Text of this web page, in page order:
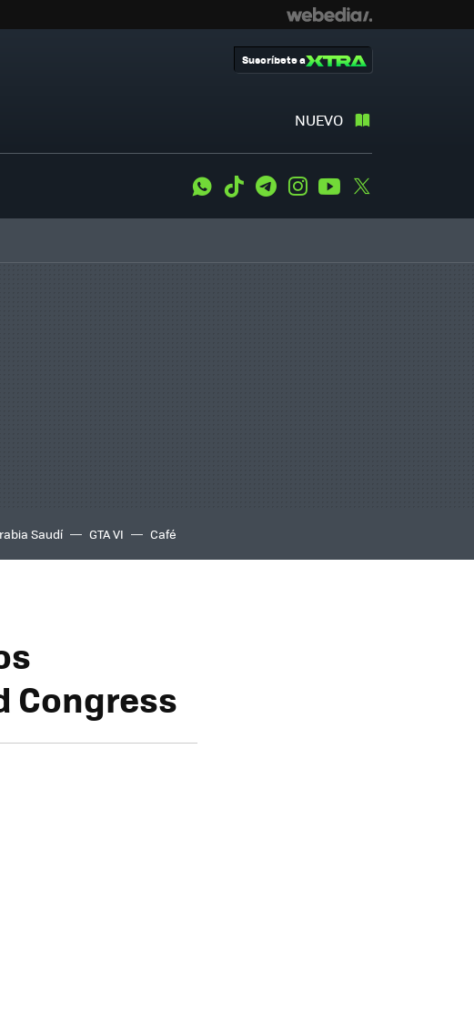
NUEVO
Suscríbete a
WhatsApp
Tiktok TelegramInstagramYoutube
Saudí GTA VI Café
Congress